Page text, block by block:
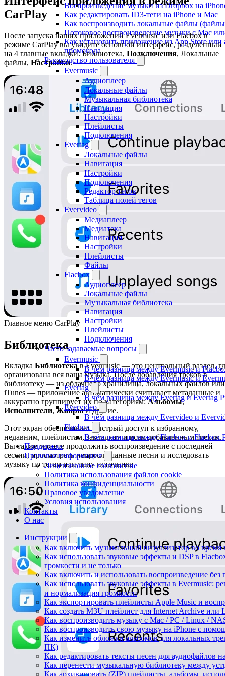
Воспроизведение музыки из Dropbox на
Как редактировать ID3-теги на iPhone и Mac
Как воспроизводить локальные файлы
Потоковое воспроизведение музыки с Mac
Как установить приложение из App Store
промокода
Руководство пользователя
Evermusic
Аудиоплеер
Локальные файлы
Музыкальная библиотека
Навигация
Настройки
Плейлисты
Подключения
Evertag
Локальные файлы
Навигация
Настройки
Подключения
Редактор тегов
Таблица полей тегов
Evervideo
Медиаплеер
Медиатека
Навигация
Настройки
Плейлисты
Файлы
Flacbox
Аудиоплеер
Локальные файлы
Музыкальная библиотека
Навигация
Настройки
Плейлисты
Подключения
Часто задаваемые вопросы
Evermusic
В чём разница между Evermusic и
В чём разница между Evermusic и
Evertag
В чём разница между Evertag и Evertag
Evervideo
В чём разница между Evervideo и
Flacbox
В чём разница между Flacbox и Flacbox
Поддержка
Правовая информация
Лицензионное соглашение
Политика использования файлов cookie
Политика конфиденциальности
Правовое уведомление
Условия использования
Контакты
О нас
Инструкции
Как включить музыкальный визуализатор во
Как использовать звуковые эффекты и DSP в
громкости и не только
Как включить и использовать воспроизведение без
Как использовать звуковые эффекты в Evermusic:
и нормализация громкости
Как экспортировать плейлисты Apple Music и
Как создать M3U плейлист для Internet Archive или
Как воспроизводить музыку с Mac / PC / Linux /
Как воспроизводить свою музыку на iPhone с
Как изменить обложки альбомов для локальных
ПК)
Как редактировать тексты песен для аудиофайлов
Как перенести музыкальную библиотеку между
Как архивировать (ZIP) плейлисты, альбомы,
CarPlay
После запуска наших приложений Evermusic или Flacbox в
режиме CarPlay вы увидите основной интерфейс, разделённый
на 4 главные вкладки: Библиотека, Подключения, Локальные
файлы, Настройки.
Главное меню CarPlay
Библиотека
Вкладка Библиотекав Evermusic — это центральный раздел,
организована вся ваша музыка. После добавления треков в
библиотеку — из облачного хранилища, локальных файлов или
iTunes — приложение автоматически считывает метаданные и
аккуратно группирует их по категориям:Альбомы,
Исполнители, Жанрыи другие.
Этот экран обеспечивает быстрый доступ к избранному,
недавним, плейлистам, закладкам и всем добавленным трекам.
Вы также можете продолжить воспроизведение с последней
сессии, просмотреть непрослушанные песни и исследовать
музыку по тегам или типу источника.